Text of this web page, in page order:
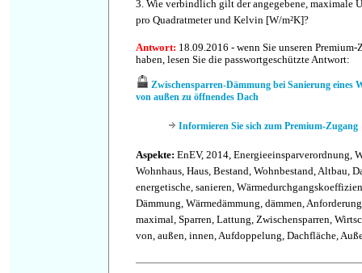
3. Wie verbindlich gilt der angegebene, maximale
pro Quadratmeter und Kelvin [W/m²K]?
Antwort: 18.09.2016 - wenn Sie unseren
haben, lesen Sie die passwortgeschützte Antwort:
Zwischensparren-Dämmung bei Sanierung eines
von außen zu öffnendes Dach
Informieren Sie sich zum Premium-Zugang
Aspekte: EnEV, 2014, Energieeinsparverordnung,
Wohnhaus, Haus, Bestand, Wohnbestand, Altbau,
energetische, sanieren,
Dämmung, Wärmedämmung, dämmen,
maximal, Sparren, Lattung, Zwischensparren,
von, außen, innen, Aufdoppelung, Dachfläche,